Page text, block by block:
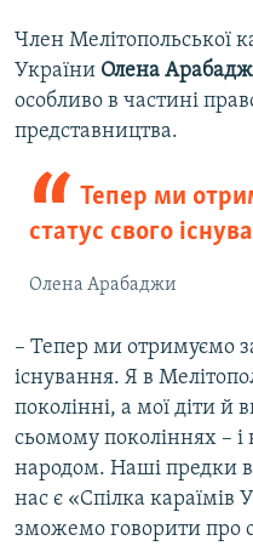
Член Мелітопольської
України Олена
особливо в частині
представництва.
Тепер ми
статус свого
Олена Арабаджи
– Тепер ми отримуємо
існування. Я в
поколінні, а мої діти
сьомому поколіннях –
народом. Наші предки
нас є «Спілка караїмів
зможемо говорити про